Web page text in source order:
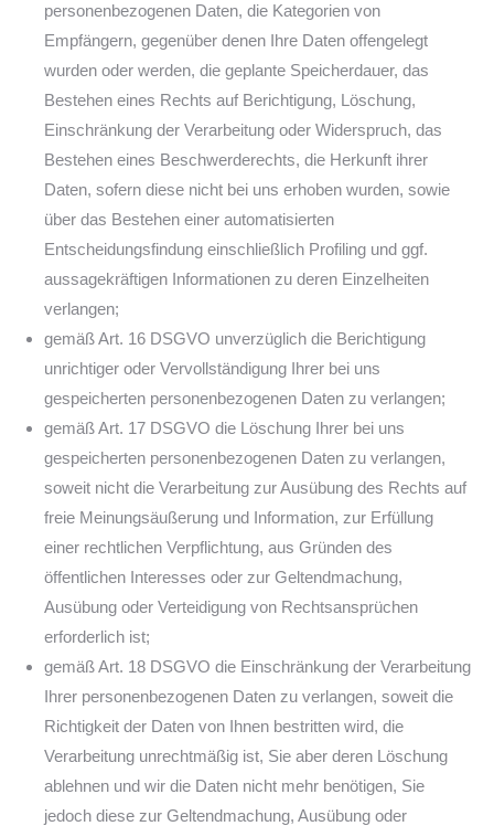
personenbezogenen Daten, die Kategorien von
Empfängern, gegenüber denen Ihre Daten offengelegt
wurden oder werden, die geplante Speicherdauer, das
Bestehen eines Rechts auf Berichtigung, Löschung,
Einschränkung der Verarbeitung oder Widerspruch, das
Bestehen eines Beschwerderechts, die Herkunft ihrer
Daten, sofern diese nicht bei uns erhoben wurden, sowie
über das Bestehen einer automatisierten
Entscheidungsfindung einschließlich Profiling und ggf.
aussagekräftigen Informationen zu deren Einzelheiten
verlangen;
gemäß Art. 16 DSGVO unverzüglich die Berichtigung
unrichtiger oder Vervollständigung Ihrer bei uns
gespeicherten personenbezogenen Daten zu verlangen;
gemäß Art. 17 DSGVO die Löschung Ihrer bei uns
gespeicherten personenbezogenen Daten zu verlangen,
soweit nicht die Verarbeitung zur Ausübung des Rechts auf
freie Meinungsäußerung und Information, zur Erfüllung
einer rechtlichen Verpflichtung, aus Gründen des
öffentlichen Interesses oder zur Geltendmachung,
Ausübung oder Verteidigung von Rechtsansprüchen
erforderlich ist;
gemäß Art. 18 DSGVO die Einschränkung der Verarbeitung
Ihrer personenbezogenen Daten zu verlangen, soweit die
Richtigkeit der Daten von Ihnen bestritten wird, die
Verarbeitung unrechtmäßig ist, Sie aber deren Löschung
ablehnen und wir die Daten nicht mehr benötigen, Sie
jedoch diese zur Geltendmachung, Ausübung oder